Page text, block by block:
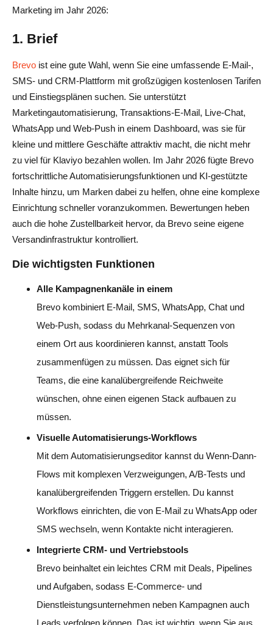
Marketing im Jahr 2026:
1. Brief
Brevo ist eine gute Wahl, wenn Sie eine umfassende E-Mail-,
SMS- und CRM-Plattform mit großzügigen kostenlosen Tarifen
und Einstiegsplänen suchen. Sie unterstützt
Marketingautomatisierung, Transaktions-E-Mail, Live-Chat,
WhatsApp und Web-Push in einem Dashboard, was sie für
kleine und mittlere Geschäfte attraktiv macht, die nicht mehr
zu viel für Klaviyo bezahlen wollen. Im Jahr 2026 fügte Brevo
fortschrittliche Automatisierungsfunktionen und KI-gestützte
Inhalte hinzu, um Marken dabei zu helfen, ohne eine komplexe
Einrichtung schneller voranzukommen. Bewertungen heben
auch die hohe Zustellbarkeit hervor, da Brevo seine eigene
Versandinfrastruktur kontrolliert.
Die wichtigsten Funktionen
Alle Kampagnenkanäle in einem
Brevo kombiniert E-Mail, SMS, WhatsApp, Chat und
Web-Push, sodass du Mehrkanal-Sequenzen von
einem Ort aus koordinieren kannst, anstatt Tools
zusammenfügen zu müssen. Das eignet sich für
Teams, die eine kanalübergreifende Reichweite
wünschen, ohne einen eigenen Stack aufbauen zu
müssen.
Visuelle Automatisierungs-Workflows
Mit dem Automatisierungseditor kannst du Wenn-Dann-
Flows mit komplexen Verzweigungen, A/B-Tests und
kanalübergreifenden Triggern erstellen. Du kannst
Workflows einrichten, die von E-Mail zu WhatsApp oder
SMS wechseln, wenn Kontakte nicht interagieren.
Integrierte CRM- und Vertriebstools
Brevo beinhaltet ein leichtes CRM mit Deals, Pipelines
und Aufgaben, sodass E-Commerce- und
Dienstleistungsunternehmen neben Kampagnen auch
Leads verfolgen können. Das ist wichtig, wenn Sie aus